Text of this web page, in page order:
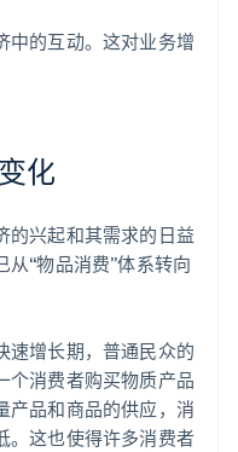
中的互动。这对业务增
化
的兴起和其需求的日益
“物品消费”体系转向
速增长期，普通民众的
个消费者购买物质产品
产品和商品的供应，消
。这也使得许多消费者